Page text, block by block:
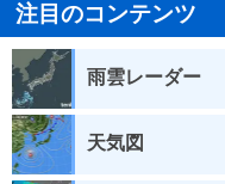
注目のコンテンツ
雨雲レーダー
天気図